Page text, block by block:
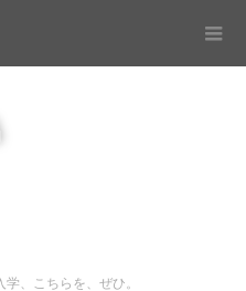
学、こちらを、ぜひ。